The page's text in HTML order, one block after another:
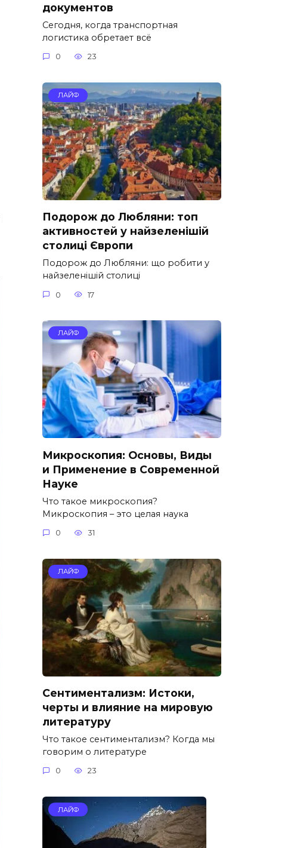
документов
Сегодня, когда транспортная
логистика обретает всё
0 23
ЛАЙФ
Подорож до Любляни: топ
активностей у найзеленішій
столиці Європи
Подорож до Любляни: що робити у
найзеленішій столиці
0 17
ЛАЙФ
Микроскопия: Основы, Виды
и Применение в Современной
Науке
Что такое микроскопия?
Микроскопия – это целая наука
0 31
ЛАЙФ
Сентиментализм: Истоки,
черты и влияние на мировую
литературу
Что такое сентиментализм? Когда мы
говорим о литературе
0 23
ЛАЙФ